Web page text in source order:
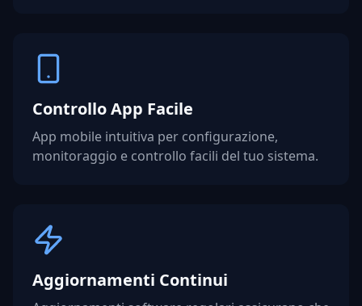
Controllo App Facile
App mobile intuitiva per configurazione,
monitoraggio e controllo facili del tuo sistema.
Aggiornamenti Continui